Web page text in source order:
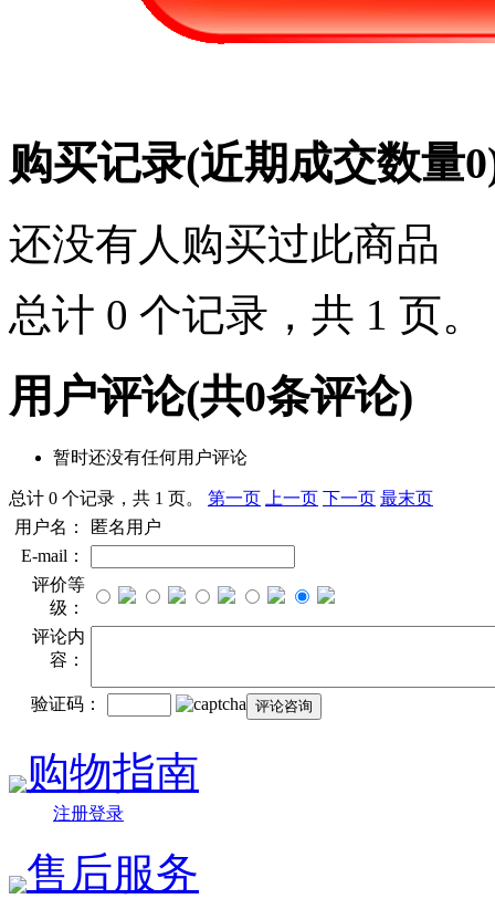
购买记录(近期成交数量0
还没有人购买过此商品
总计 0 个记录，共 1 页。
用户评论(共0条评论)
暂时还没有任何用户评论
总计 0 个记录，共 1 页。 第一页 上一页 下一页 最末页
用户名：
匿名用户
E-mail：
评价等
级：
评论内
容：
验证码：
购物指南
注册登录
售后服务